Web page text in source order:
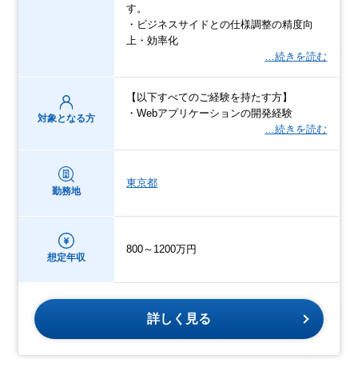
す。
・ビジネスサイドとの仕様調整の精度向
上・効率化
…続きを読む
対象となる方
【以下すべてのご経験を持たす方】
・Webアプリケーションの開発経験
…続きを読む
勤務地
東京都
想定年収
800～1200万円
詳しく見る